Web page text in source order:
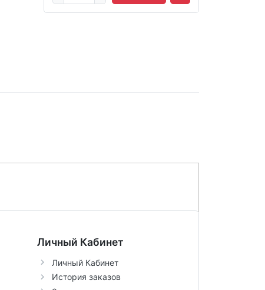
Личный Кабинет
Личный Кабинет
История заказов